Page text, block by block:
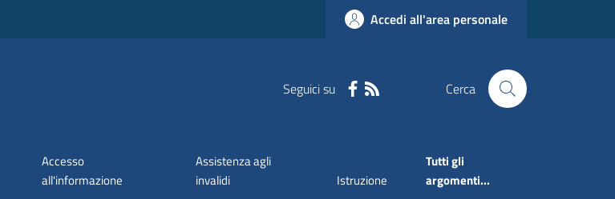
Accedi all'area personale
Seguici su Cerca
Accesso
all'informazione
Assistenza agli
invalidi
Istruzione
Tutti gli
argomenti...